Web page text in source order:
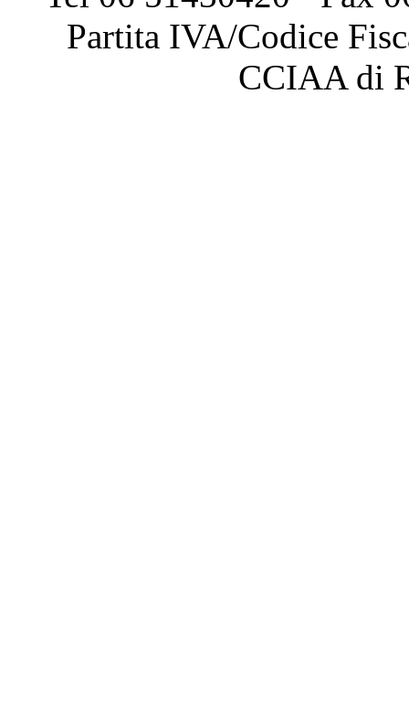
Partita IVA/Codice
CCIAA di